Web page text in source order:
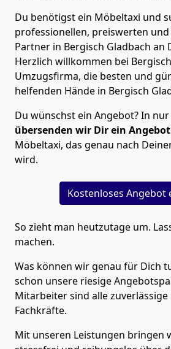
Du benötigst ein Möbeltaxi und
professionellen, preiswerten
Partner in Bergisch Gladbach an
Herzlich willkommen bei
Umzugsfirma, die besten und
helfenden Hände in Bergisch
Du wünschst ein Angebot? In
übersenden wir Dir ein Angebot
Möbeltaxi, das genau nach
wird.
Kostenloses Angebot
So zieht man heutzutage um.
machen.
Was können wir genau für Dich
schon unsere riesige
Mitarbeiter sind alle
Fachkräfte.
Mit unseren Leistungen bringen